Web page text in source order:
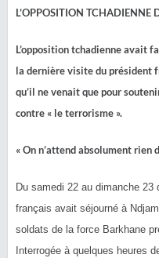
L’OPPOSITION TCHADIENNE
L’opposition tchadienne avait
la dernière visite du président
qu’il ne venait que pour
contre « le terrorisme ».
« On n’attend absolument rien
Du samedi 22 au dimanche 23
français avait séjourné à
soldats de la force Barkhane
Interrogée à quelques heures